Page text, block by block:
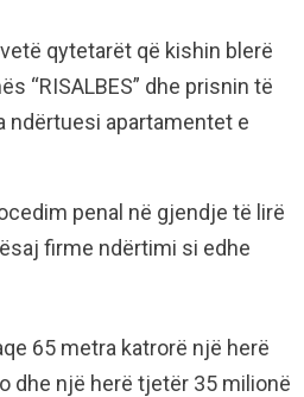
qytetarët që kishin blerë
“RISALBES” dhe prisnin të
ndërtuesi apartamentet e
penal në gjendje të lirë
firme ndërtimi si edhe
65 metra katrorë një herë
dhe një herë tjetër 35 milionë